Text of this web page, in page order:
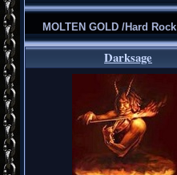
MOLTEN GOLD /Hard Rock
Darksage